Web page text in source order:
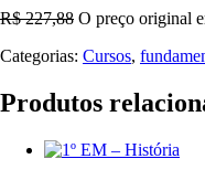
R$227,88 O preço original
Categorias: Cursos,
Produtos